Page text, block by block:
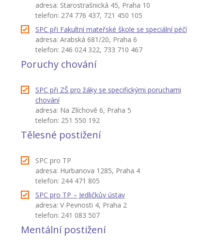
adresa: Starostrašnická 45, Praha 10
telefon: 274 776 437, 721 450 105
SPC při Fakultní mateřské škole se speciální péčí
adresa: Arabská 681/20, Praha 6
telefon: 246 024 322, 733 710 467
Poruchy chování
SPC při ZŠ pro žáky se specifickými poruchami
chování
adresa: Na Zlíchově 6, Praha 5
telefon: 251 550 192
Tělesné postižení
SPC pro TP
adresa: Hurbanova 1285, Praha 4
telefon: 244 471 805
SPC pro TP – Jedličkův ústav
adresa: V Pevnosti 4, Praha 2
telefon: 241 083 507
Mentální postižení